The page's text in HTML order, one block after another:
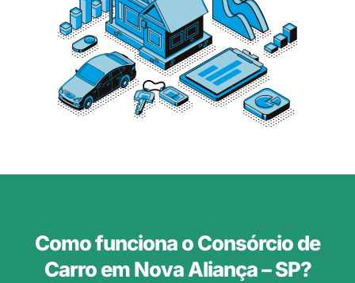
Como funciona o Consórcio de
Carro em Nova Aliança – SP?